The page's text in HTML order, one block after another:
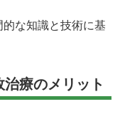
な知識と技術に基
療のメリット